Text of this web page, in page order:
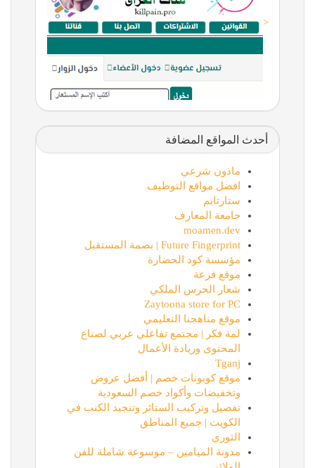
<
أحدث المواقع المضافة
ماذون شرعي
افضل مواقع التوظيف
ستارتايم
جامعة المعارف
moamen.dev
Future Fingerprint | بصمة المستقبل
مؤسسة كود الحضارة
موقع فزعة
شعار الحرس الملكي
Zaytoona store for PC
موقع مناهجنا التعليمي
لمة فكر | مجتمع تفاعلي عربي لصناع
المحتوى وريادة الأعمال
Tganj
موقع كوبونات خصم | أفضل عروض
وتخفيضات وأكواد خصم السعودية
تفصيل وتركيب الستائر وتنجيد الكنب في
الكويت | جميع المناطق
الثوري
مدونة الميامين – موسوعة شاملة للفن